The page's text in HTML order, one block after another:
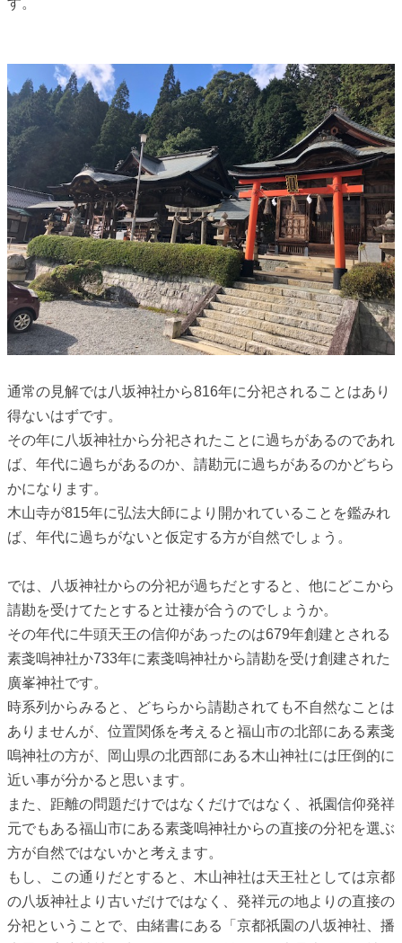
通常の見解では八坂神社から816年に分祀されることはあり
得ないはずです。
その年に八坂神社から分祀されたことに過ちがあるのであれ
ば、年代に過ちがあるのか、請勘元に過ちがあるのかどちら
かになります。
木山寺が815年に弘法大師により開かれていることを鑑みれ
ば、年代に過ちがないと仮定する方が自然でしょう。
では、八坂神社からの分祀が過ちだとすると、他にどこから
請勘を受けてたとすると辻褄が合うのでしょうか。
その年代に牛頭天王の信仰があったのは679年創建とされる
素戔嗚神社か733年に素戔嗚神社から請勘を受け創建された
廣峯神社です。
時系列からみると、どちらから請勘されても不自然なことは
ありませんが、位置関係を考えると福山市の北部にある素戔
嗚神社の方が、岡山県の北西部にある木山神社には圧倒的に
近い事が分かると思います。
また、距離の問題だけではなくだけではなく、祇園信仰発祥
元でもある福山市にある素戔嗚神社からの直接の分祀を選ぶ
方が自然ではないかと考えます。
もし、この通りだとすると、木山神社は天王社としては京都
の八坂神社より古いだけではなく、発祥元の地よりの直接の
分祀ということで、由緒書にある「京都祇園の八坂神社、播